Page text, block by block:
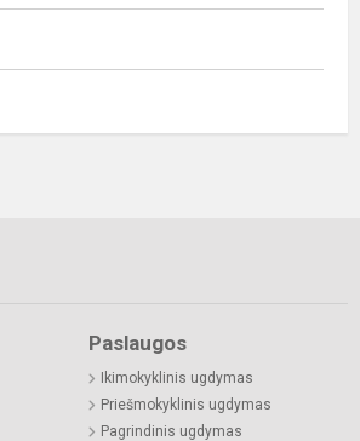
Paslaugos
Ikimokyklinis ugdymas
Priešmokyklinis ugdymas
Pagrindinis ugdymas